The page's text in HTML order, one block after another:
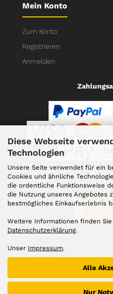
Diese Webseite
Technologien
Unsere Seite verwendet für ein
Cookies und ähnliche
die ordentliche Funktionsweise
die Nutzung unseres Angebotes
bestmögliches Einkaufserlebnis
Weitere Informationen finden
Datenschutzerklärung.
Unser Impressum.
Alle
Nur
Mein Konto
Zum Konto
Registrieren
Anmelden